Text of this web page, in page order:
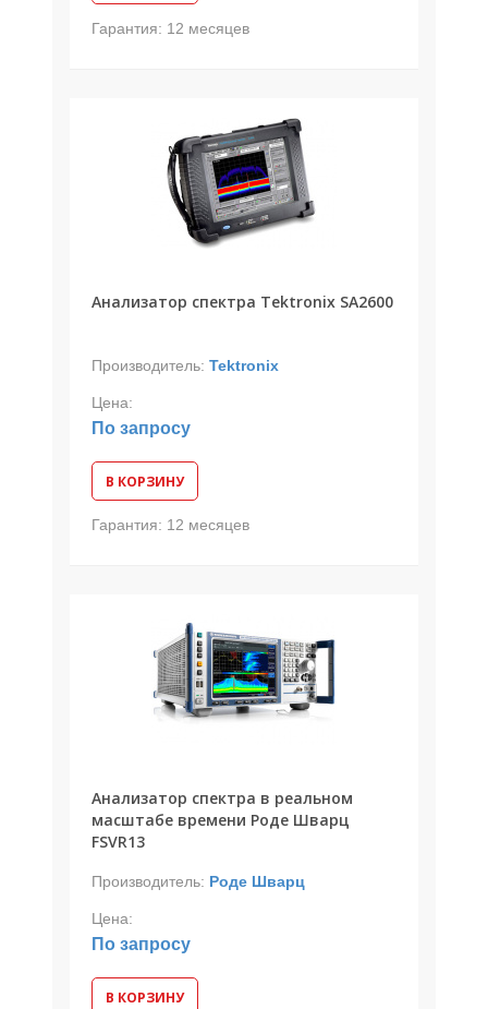
Гарантия: 12 месяцев
Анализатор спектра Tektronix SA2600
Производитель: Tektronix
Цена:
По запросу
В КОРЗИНУ
Гарантия: 12 месяцев
Анализатор спектра в реальном
масштабе времени Роде Шварц
FSVR13
Производитель: Роде Шварц
Цена:
По запросу
В КОРЗИНУ